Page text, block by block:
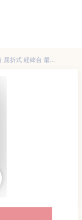
＼本日Point5倍 半額以上／【天体望遠鏡】子供 初心者 屈折式 経緯台 最大120倍 口径60mm 焦点距離700mm 天体写真撮影 スマホアダプター 星どこナビ アプリ ガイドブック 小学生 学習用 自由研究 プレゼント